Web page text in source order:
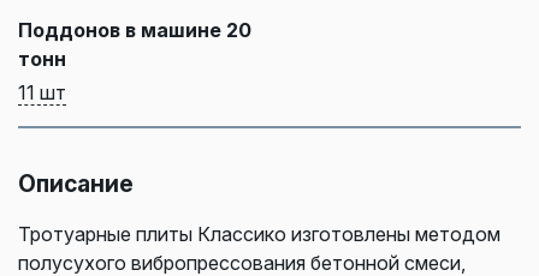
Поддонов в машине 20
тонн
11 шт
Описание
Тротуарные плиты Классико изготовлены методом
полусухого вибропрессования бетонной смеси,